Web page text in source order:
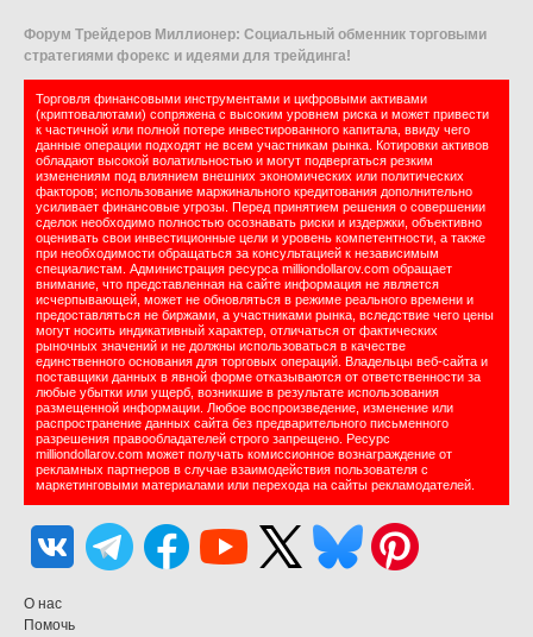
Форум Трейдеров Миллионер: Социальный обменник торговыми
стратегиями форекс и идеями для трейдинга!
Торговля финансовыми инструментами и цифровыми активами
(криптовалютами) сопряжена с высоким уровнем риска и может привести
к частичной или полной потере инвестированного капитала, ввиду чего
данные операции подходят не всем участникам рынка. Котировки активов
обладают высокой волатильностью и могут подвергаться резким
изменениям под влиянием внешних экономических или политических
факторов; использование маржинального кредитования дополнительно
усиливает финансовые угрозы. Перед принятием решения о совершении
сделок необходимо полностью осознавать риски и издержки, объективно
оценивать свои инвестиционные цели и уровень компетентности, а также
при необходимости обращаться за консультацией к независимым
специалистам. Администрация ресурса milliondollarov.com обращает
внимание, что представленная на сайте информация не является
исчерпывающей, может не обновляться в режиме реального времени и
предоставляться не биржами, а участниками рынка, вследствие чего цены
могут носить индикативный характер, отличаться от фактических
рыночных значений и не должны использоваться в качестве
единственного основания для торговых операций. Владельцы веб-сайта и
поставщики данных в явной форме отказываются от ответственности за
любые убытки или ущерб, возникшие в результате использования
размещенной информации. Любое воспроизведение, изменение или
распространение данных сайта без предварительного письменного
разрешения правообладателей строго запрещено. Ресурс
milliondollarov.com может получать комиссионное вознаграждение от
рекламных партнеров в случае взаимодействия пользователя с
маркетинговыми материалами или перехода на сайты рекламодателей.
О нас
Помочь